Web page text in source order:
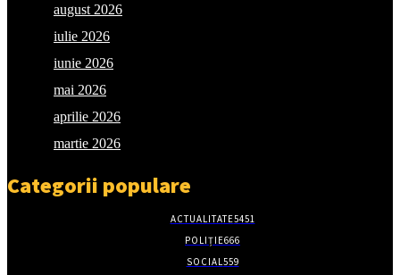
august 2026
iulie 2026
iunie 2026
mai 2026
aprilie 2026
martie 2026
Categorii populare
ACTUALITATE5451
POLIȚIE666
SOCIAL 559